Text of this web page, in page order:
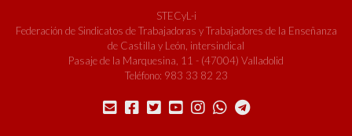
STECyL-i
Federación de Sindicatos de Trabajadoras y Trabajadores de la Enseñanza
de Castilla y León, intersindical
Pasaje de la Marquesina, 11 - (47004) Valladolid
Teléfono: 983 33 82 23